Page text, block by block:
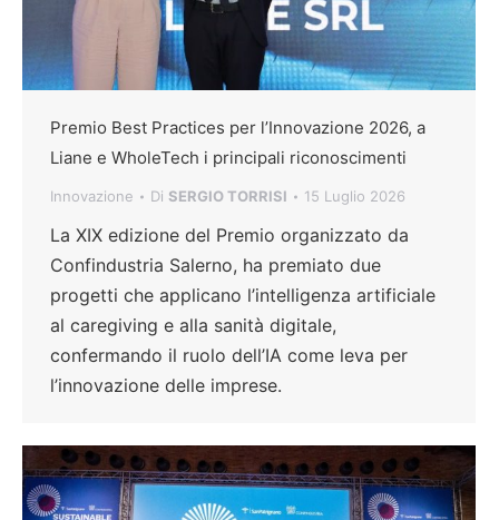
Premio Best Practices per l’Innovazione 2026, a
Liane e WholeTech i principali riconoscimenti
Innovazione Di SERGIO TORRISI 15 Luglio 2026
La XIX edizione del Premio organizzato da
Confindustria Salerno, ha premiato due
progetti che applicano l’intelligenza artificiale
al caregiving e alla sanità digitale,
confermando il ruolo dell’IA come leva per
l’innovazione delle imprese.